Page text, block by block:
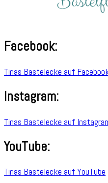
Facebook:
Tinas Bastelecke auf
Instagram:
Tinas Bastelecke auf
YouTube:
Tinas Bastelecke auf YouTube